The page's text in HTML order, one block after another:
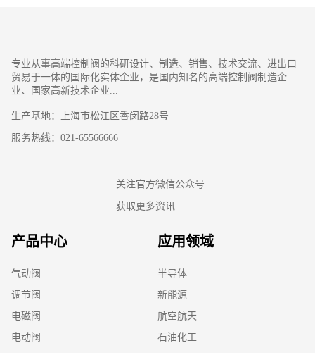
专业从事高端控制阀的科研设计、制造、销售、技术交流、进出口
贸易于一体的国际化实体企业，是国内知名的高端控制阀制造企
业、国家高新技术企业...
生产基地：上海市松江区香闵路28号
服务热线：021-65566666
关注官方微信公众号
获取更多资讯
产品中心
气动阀
调节阀
电磁阀
电动阀
应用领域
半导体
新能源
航空航天
石油化工